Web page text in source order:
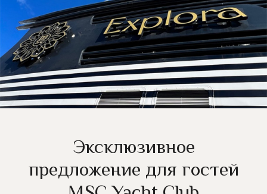
Эксклюзивное
предложение для гостей